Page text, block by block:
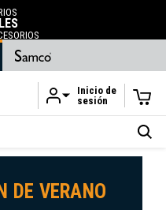
al contenido principal
Inicio de
sesión
DE VERANO